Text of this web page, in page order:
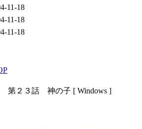
11-18
11-18
11-18
第２３話 神の子 [ Windows ]